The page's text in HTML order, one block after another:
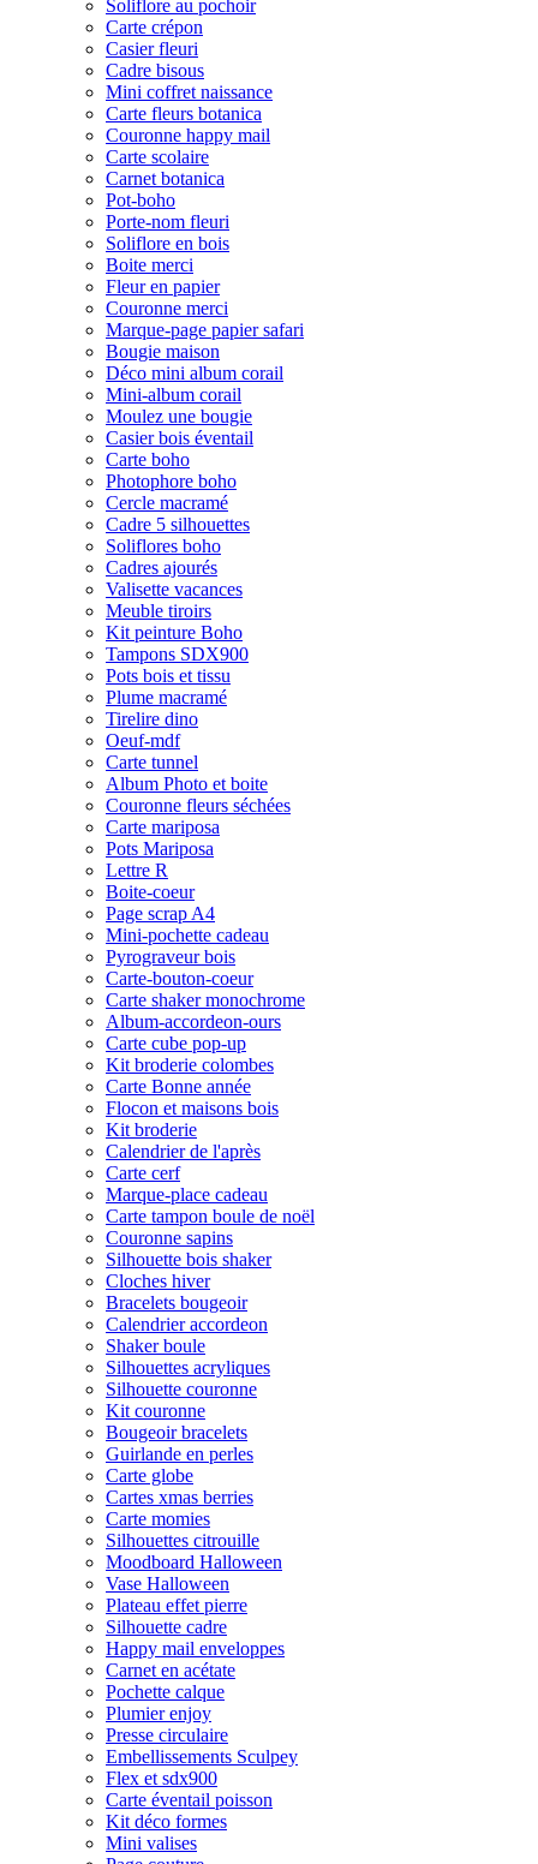
Soliflore au pochoir
Carte crépon
Casier fleuri
Cadre bisous
Mini coffret naissance
Carte fleurs botanica
Couronne happy mail
Carte scolaire
Carnet botanica
Pot-boho
Porte-nom fleuri
Soliflore en bois
Boite merci
Fleur en papier
Couronne merci
Marque-page papier safari
Bougie maison
Déco mini album corail
Mini-album corail
Moulez une bougie
Casier bois éventail
Carte boho
Photophore boho
Cercle macramé
Cadre 5 silhouettes
Soliflores boho
Cadres ajourés
Valisette vacances
Meuble tiroirs
Kit peinture Boho
Tampons SDX900
Pots bois et tissu
Plume macramé
Tirelire dino
Oeuf-mdf
Carte tunnel
Album Photo et boite
Couronne fleurs séchées
Carte mariposa
Pots Mariposa
Lettre R
Boite-coeur
Page scrap A4
Mini-pochette cadeau
Pyrograveur bois
Carte-bouton-coeur
Carte shaker monochrome
Album-accordeon-ours
Carte cube pop-up
Kit broderie colombes
Carte Bonne année
Flocon et maisons bois
Kit broderie
Calendrier de l'après
Carte cerf
Marque-place cadeau
Carte tampon boule de noël
Couronne sapins
Silhouette bois shaker
Cloches hiver
Bracelets bougeoir
Calendrier accordeon
Shaker boule
Silhouettes acryliques
Silhouette couronne
Kit couronne
Bougeoir bracelets
Guirlande en perles
Carte globe
Cartes xmas berries
Carte momies
Silhouettes citrouille
Moodboard Halloween
Vase Halloween
Plateau effet pierre
Silhouette cadre
Happy mail enveloppes
Carnet en acétate
Pochette calque
Plumier enjoy
Presse circulaire
Embellissements Sculpey
Flex et sdx900
Carte éventail poisson
Kit déco formes
Mini valises